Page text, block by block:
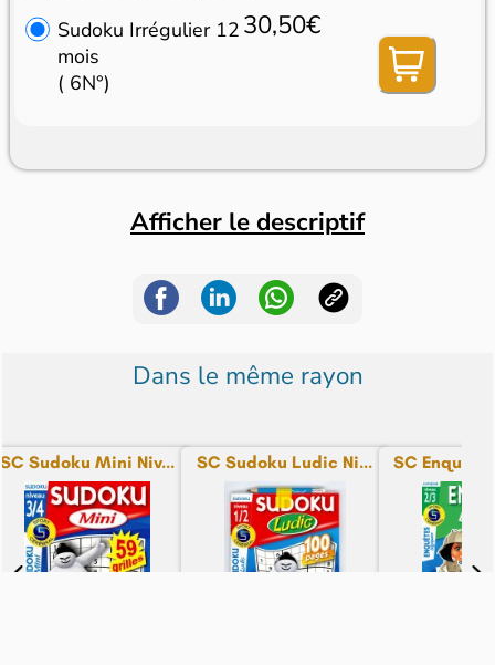
Sudoku Irrégulier 12
mois
( 6N°)
30,50€
Afficher le descriptif
Dans le même rayon
SC Sudoku Mini Niv... SC Sudoku Ludic Ni... SC Enquête